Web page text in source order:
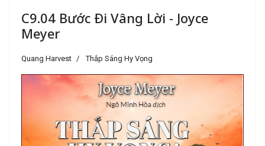
C9.04 Bước Ði Vâng Lời - Joyce
Meyer
Quang Harvest Thắp Sáng Hy Vọng